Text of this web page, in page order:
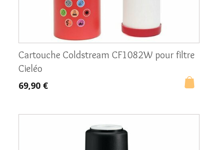
supplémentaire.
Installation simple
: de la même manière
que les modèles sur évier, il se connecte
directement à votre arrivée d’eau via un
petit dérivateur.
Polyvalence
filtre reste léger et robuste, tout en offrant
Le filtre double sous évier en ABS avec cartouche
Cartouche Coldstream CF1082W pour filtre
Cieléo
69,90 €